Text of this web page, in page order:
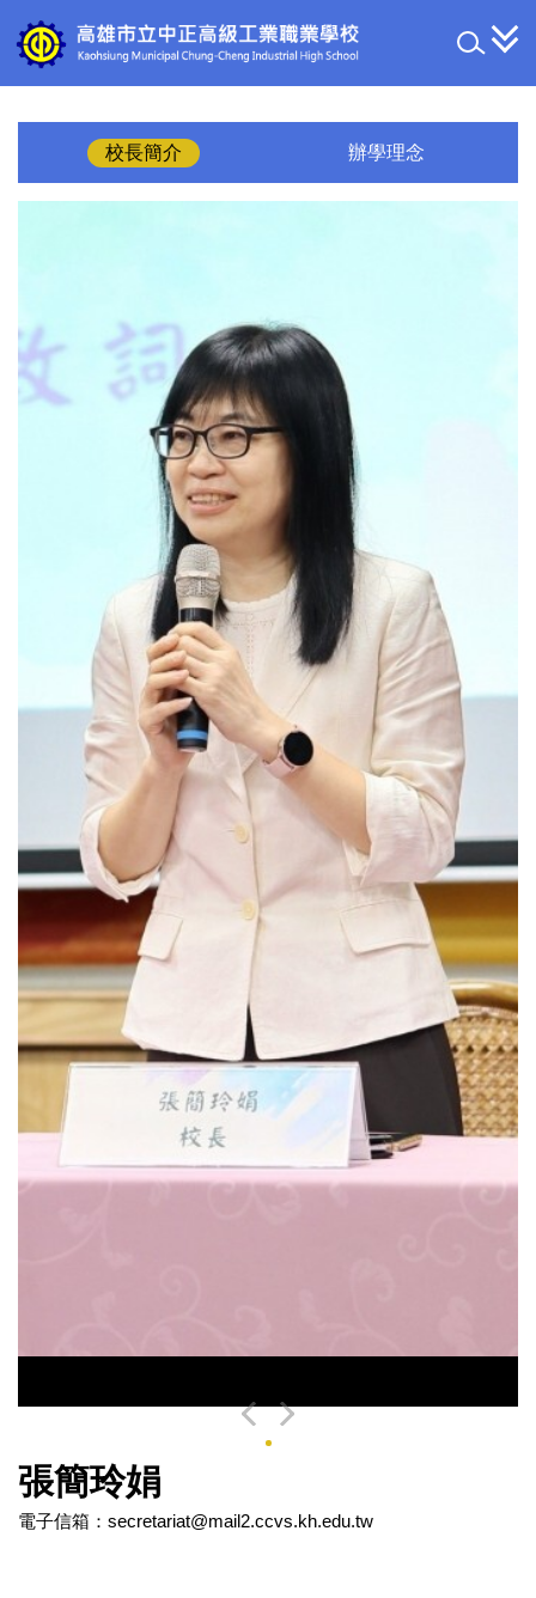
到
主
內
校長簡介 辦學理念
張簡玲娟
電子信箱：secretariat@mail2.ccvs.kh.edu.tw